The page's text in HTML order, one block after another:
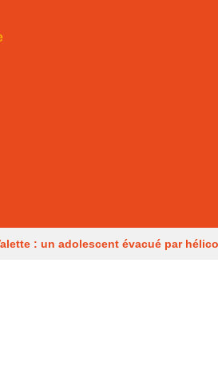
: un adolescent évacué par